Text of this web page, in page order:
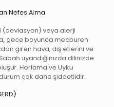
Nefes Alma
(deviasyon) veya alerji
gece boyunca mecburen
giren hava, diş etlerini ve
uyandığınızda dilinizde
Horlama ve Uyku
çok daha şiddetlidir.